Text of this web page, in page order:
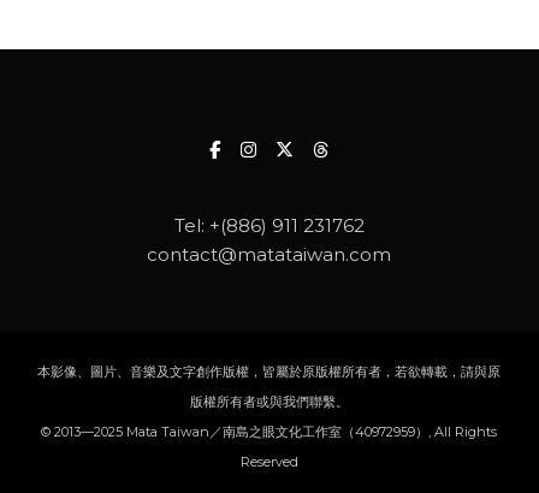
Tel: +(886) 911 231762
contact@matataiwan.com
本影像、圖片、音樂及文字創作版權，皆屬於原版權所有者，若欲轉載，請與原
版權所有者或與我們聯繫。
© 2013—2025 Mata Taiwan／南島之眼文化工作室（40972959）, All Rights
Reserved